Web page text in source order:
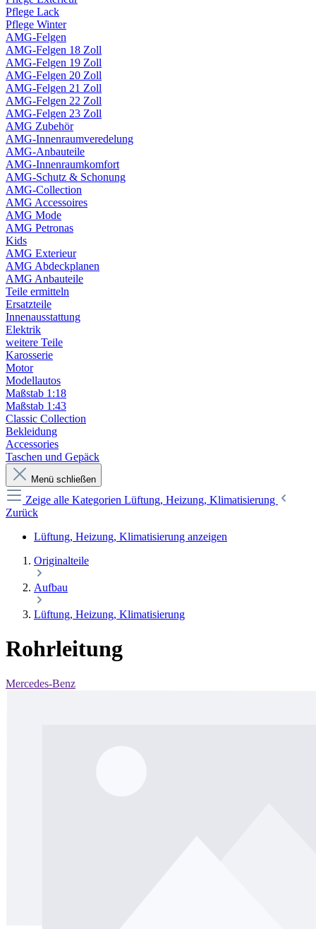
Pflege Lack
Pflege Winter
AMG-Felgen
AMG-Felgen 18 Zoll
AMG-Felgen 19 Zoll
AMG-Felgen 20 Zoll
AMG-Felgen 21 Zoll
AMG-Felgen 22 Zoll
AMG-Felgen 23 Zoll
AMG Zubehör
AMG-Innenraumveredelung
AMG-Anbauteile
AMG-Innenraumkomfort
AMG-Schutz & Schonung
AMG-Collection
AMG Accessoires
AMG Mode
AMG Petronas
Kids
AMG Exterieur
AMG Abdeckplanen
AMG Anbauteile
Teile ermitteln
Ersatzteile
Innenausstattung
Elektrik
weitere Teile
Karosserie
Motor
Modellautos
Maßstab 1:18
Maßstab 1:43
Classic Collection
Bekleidung
Accessories
Taschen und Gepäck
Menü schließen
Zeige alle Kategorien Lüftung, Heizung, Klimatisierung
Zurück
Lüftung, Heizung, Klimatisierung anzeigen
Originalteile
Aufbau
Lüftung, Heizung, Klimatisierung
Rohrleitung
Mercedes-Benz